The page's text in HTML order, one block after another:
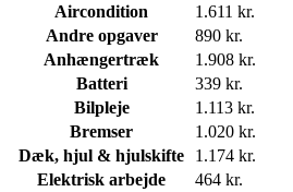
Aircondition
1.611 kr.
Andre opgaver
890 kr.
Anhængertræk
1.908 kr.
Batteri
339 kr.
Bilpleje
1.113 kr.
Bremser
1.020 kr.
Dæk, hjul & hjulskifte
1.174 kr.
Elektrisk arbejde
464 kr.